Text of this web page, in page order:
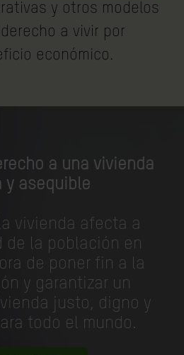
y otros modelos
a vivir por
económico.
a una vivienda
y asequible
vivienda afecta a
de la población en
de poner fin a la
y garantizar un
justo, digno y
todo el mundo.